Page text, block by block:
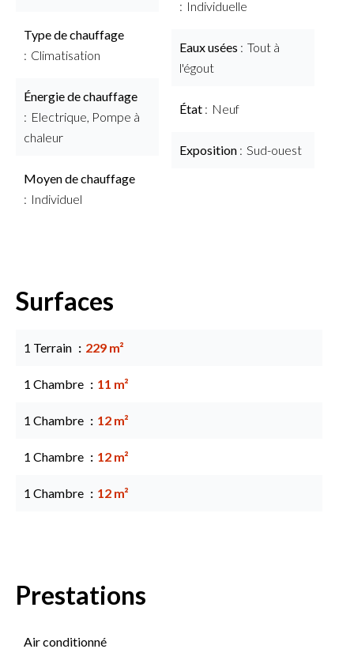
Type de chauffage
Climatisation
Énergie de chauffage
Electrique, Pompe à
chaleur
Moyen de chauffage
Individuel
Individuelle
Eaux usées
Tout à
l'égout
État Neuf
Exposition Sud-ouest
Surfaces
1 Terrain 229 m²
1 Chambre 11 m²
1 Chambre 12 m²
1 Chambre 12 m²
1 Chambre 12 m²
Prestations
Air conditionné